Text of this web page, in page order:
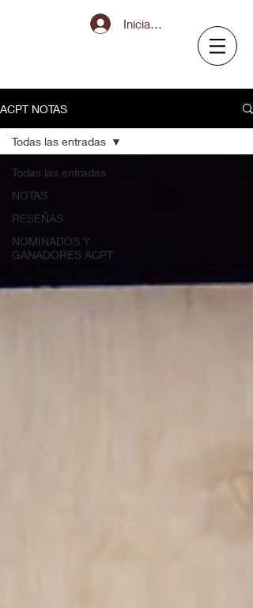
Iniciar sesión
ACPT NOTAS
Todas las entradas
NOTAS
RESEÑAS
NOMINADOS Y
GANADORES ACPT
Todas las entradas